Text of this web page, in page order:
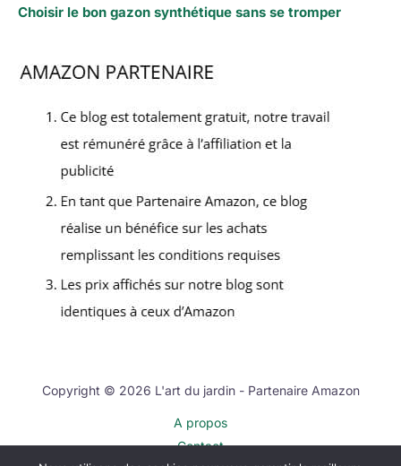
Choisir le bon gazon synthétique sans se tromper
Copyright © 2026 L'art du jardin - Partenaire Amazon
A propos
Contact